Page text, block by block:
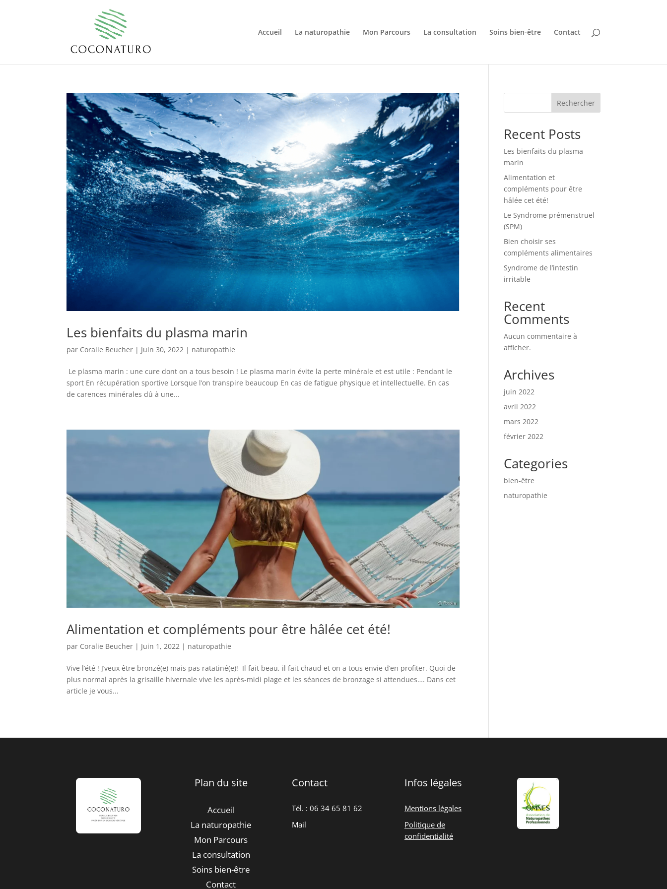
Accueil La naturopathie Mon Parcours La consultation Soins bien-être Contact
Les bienfaits du plasma marin
par Coralie Beucher | Juin 30, 2022 | naturopathie
Le plasma marin : une cure dont on a tous besoin ! Le plasma marin évite la perte minérale et est utile : Pendant le
sport En récupération sportive Lorsque l’on transpire beaucoup En cas de fatigue physique et intellectuelle. En cas
de carences minérales dû à une...
Alimentation et compléments pour être hâlée cet été!
par Coralie Beucher | Juin 1, 2022 | naturopathie
Vive l’été ! J’veux être bronzé(e) mais pas ratatiné(e)! Il fait beau, il fait chaud et on a tous envie d’en profiter. Quoi de
plus normal après la grisaille hivernale vive les après-midi plage et les séances de bronzage si attendues…. Dans cet
article je vous...
Rechercher
Recent Posts
Les bienfaits du plasma
marin
Alimentation et
compléments pour être
hâlée cet été!
Le Syndrome prémenstruel
(SPM)
Bien choisir ses
compléments alimentaires
Syndrome de l’intestin
irritable
Recent
Comments
Aucun commentaire à
afficher.
Archives
juin 2022
avril 2022
mars 2022
février 2022
Categories
bien-être
naturopathie
Plan du site
Accueil
La naturopathie
Mon Parcours
La consultation
Soins bien-être
Contact
Contact
Tél. : 0634 65 81 62
Mail
Infos légales
Mentions légales
Politique de
confidentialité